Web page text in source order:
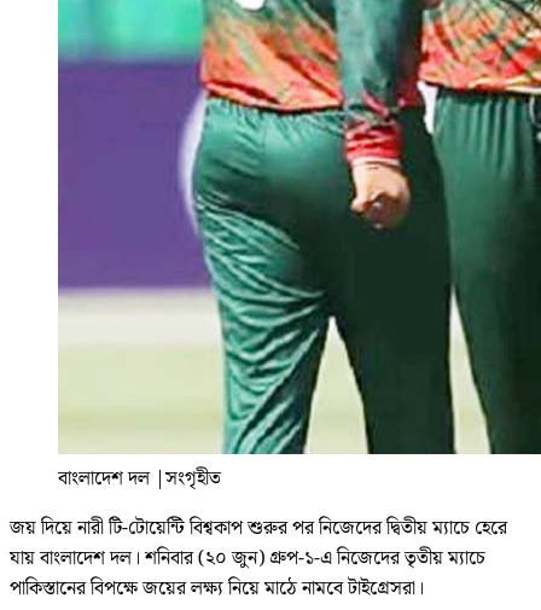
বাংলাদেশ দল |সংগৃহীত
জয় দিয়ে নারী টি-টোয়েন্টি বিশ্বকাপ শুরুর পর নিজেদের দ্বিতীয় ম্যাচে হেরে
যায় বাংলাদেশ দল। শনিবার (২০ জুন) গ্রুপ-১-এ নিজেদের তৃতীয় ম্যাচে
পাকিস্তানের বিপক্ষে জয়ের লক্ষ্য নিয়ে মাঠে নামবে টাইগ্রেসরা।